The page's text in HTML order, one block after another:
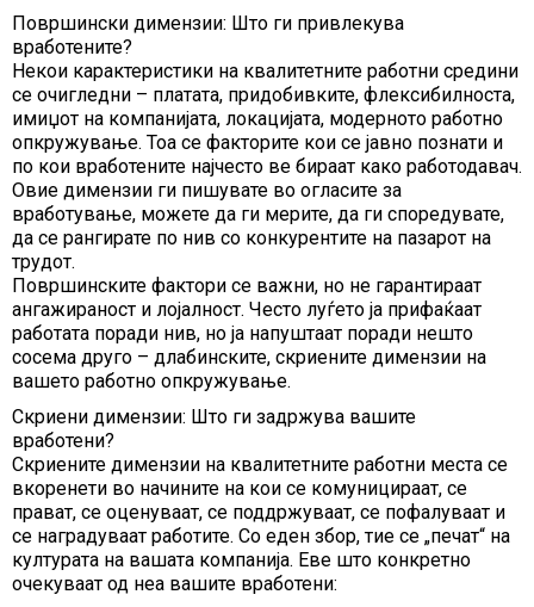
Површински димензии: Што ги привлекува
вработените?
Некои карактеристики на квалитетните работни средини
се очигледни – платата, придобивките, флексибилноста,
имиџот на компанијата, локацијата, модерното работно
опкружување. Тоа се факторите кои се јавно познати и
по кои вработените најчесто ве бираат како работодавач.
Овие димензии ги пишувате во огласите за
вработување, можете да ги мерите, да ги споредувате,
да се рангирате по нив со конкурентите на пазарот на
трудот.
Површинските фактори се важни, но не гарантираат
ангажираност и лојалност. Често луѓето ја прифаќаат
работата поради нив, но ја напуштаат поради нешто
сосема друго – длабинските, скриените димензии на
вашето работно опкружување.
Скриени димензии: Што ги задржува вашите
вработени?
Скриените димензии на квалитетните работни места се
вкоренети во начините на кои се комуницираат, се
прават, се оценуваат, се поддржуваат, се пофалуваат и
се наградуваат работите. Со еден збор, тие се „печат“ на
културата на вашата компанија. Еве што конкретно
очекуваат од неа вашите вработени: